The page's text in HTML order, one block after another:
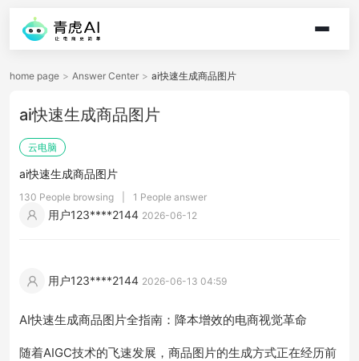
home page > Answer Center > ai快速生成商品图片
ai快速生成商品图片
云电脑
ai快速生成商品图片
130 People browsing 1 People answer
用户123****2144 2026-06-12
用户123****2144 2026-06-13 04:59
AI快速生成商品图片全指南：降本增效的电商视觉革命
随着AIGC技术的飞速发展，商品图片的生成方式正在经历前